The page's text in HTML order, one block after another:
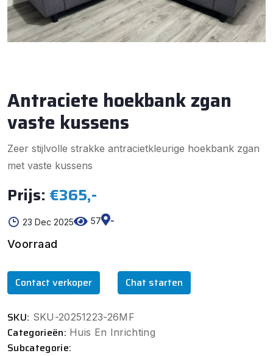
Antraciete hoekbank zgan
vaste kussens
Zeer stijlvolle strakke antracietkleurige hoekbank zgan
met vaste kussens
Prijs: €365,-
23 Dec 2025 57
-
Voorraad
Contact verkoper Chat starten
SKU: SKU-20251223-26MF
Categorieën: Huis En Inrichting
Subcategorie: